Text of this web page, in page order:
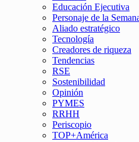
Educación Ejecutiva
Personaje de la
Aliado estratégico
Tecnología
Creadores de riqueza
Tendencias
RSE
Sostenibilidad
Opinión
PYMES
RRHH
Periscopio
TOP+América